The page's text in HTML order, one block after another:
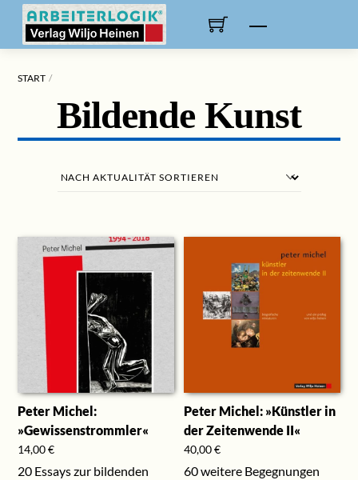
content
START
Bildende Kunst
Peter Michel:
»Gewissenstrommler«
14,00€
20 Essays zur bildenden
Peter Michel: »Künstler in
der Zeitenwende II«
40,00€
60 weitere Begegnungen